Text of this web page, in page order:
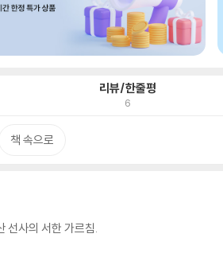
리뷰/한줄평
6
책 속으로
선사의 서한 가르침.